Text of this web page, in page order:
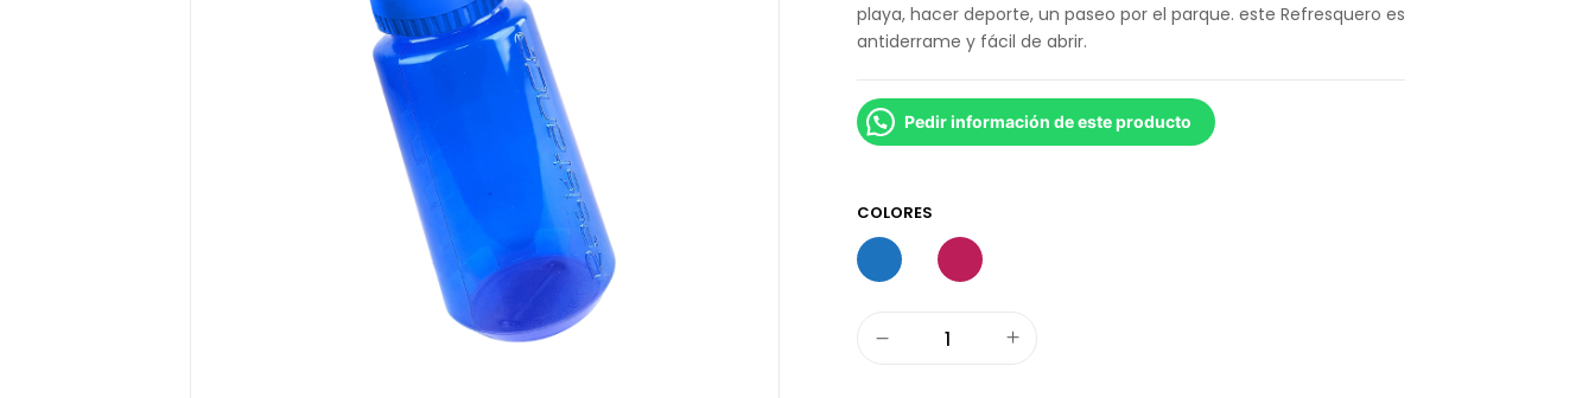
playa, hacer deporte, un paseo por el parque. este Refresquero es
antiderrame y fácil de abrir.
Pedir información de este producto
COLORES